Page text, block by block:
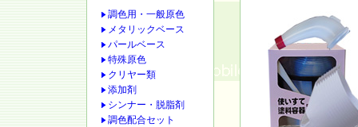
調色用・一般原色
メタリックベース
パールベース
特殊原色
クリヤー類
添加剤
シンナー・脱脂剤
調色配合セット